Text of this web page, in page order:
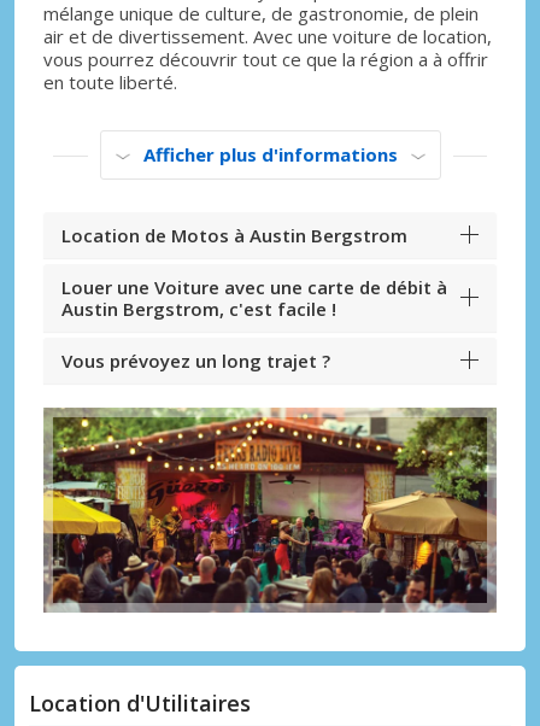
mélange unique de culture, de gastronomie, de plein
air et de divertissement. Avec une voiture de location,
vous pourrez découvrir tout ce que la région a à offrir
en toute liberté.
Afficher plus d'informations
Location de Motos à Austin Bergstrom
Louer une Voiture avec une carte de débit à
Austin Bergstrom, c'est facile !
Vous prévoyez un long trajet ?
Location d'Utilitaires